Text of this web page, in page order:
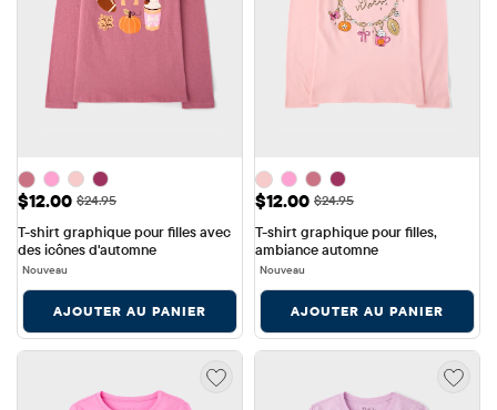
Prix ​​de vente: $12.00
$12.00 Prix ​​d'origine: $24.95
$24.95
T-shirt graphique pour filles avec
des icônes d'automne
Nouveau
AJOUTER AU PANIER
Prix ​​de vente: $12.00
$12.00 Prix ​​d'origine: $24.95
$24.95
T-shirt graphique pour filles,
ambiance automne
Nouveau
AJOUTER AU PANIER